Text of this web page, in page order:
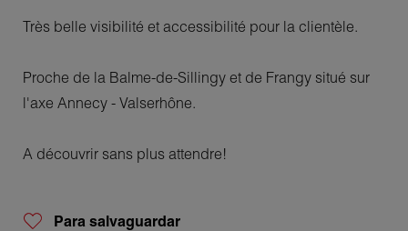
Très belle visibilité et accessibilité pour la clientèle.
Proche de la Balme-de-Sillingy et de Frangy situé sur
l'axe Annecy - Valserhône.
A découvrir sans plus attendre!
Para salvaguardar